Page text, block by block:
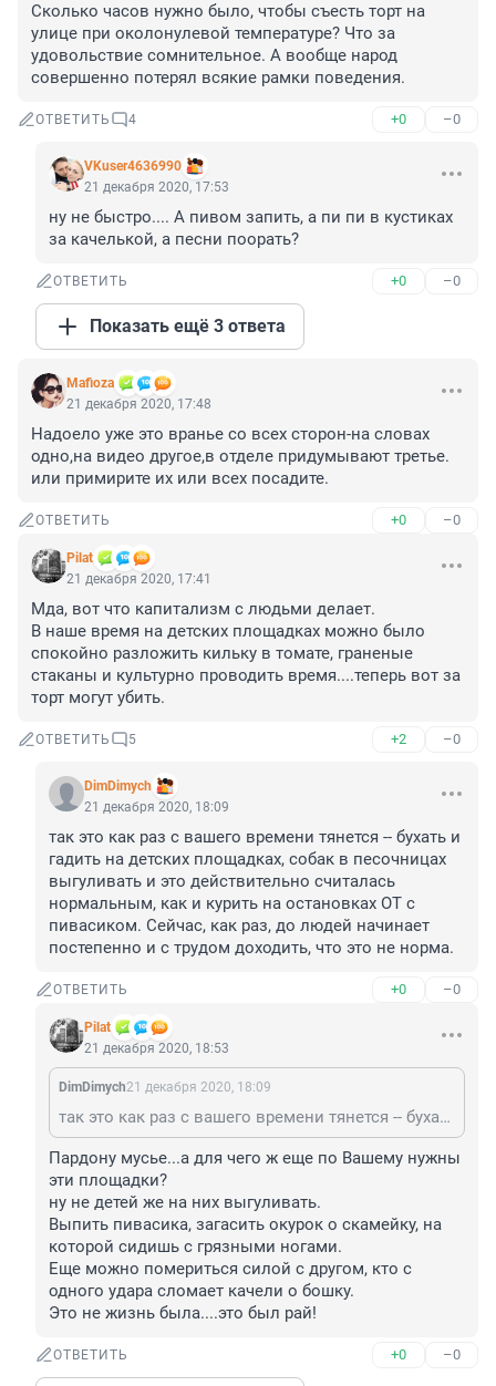
Сколько часов нужно было, чтобы съесть торт на
улице при околонулевой температуре? Что за
удовольствие сомнительное. А вообще народ
совершенно потерял всякие рамки поведения.
ОТВЕТИТЬ 4 +0 –0
VKuser4636990
21 декабря 2020, 17:53
ну не быстро.... А пивом запить, а пи пи в кустиках
за качелькой, а песни поорать?
ОТВЕТИТЬ +0 –0
Показать ещё 3 ответа
Mafioza
21 декабря 2020, 17:48
Надоело уже это вранье со всех сторон-на словах
одно,на видео другое,в отделе придумывают третье.
или примирите их или всех посадите.
ОТВЕТИТЬ +0 –0
Pilat
21 декабря 2020, 17:41
Мда, вот что капитализм с людьми делает.
В наше время на детских площадках можно было
спокойно разложить кильку в томате, граненые
стаканы и культурно проводить время....теперь вот за
торт могут убить.
ОТВЕТИТЬ 5 +2 –0
DimDimych
21 декабря 2020, 18:09
так это как раз с вашего времени тянется -- бухать и
гадить на детских площадках, собак в песочницах
выгуливать и это действительно считалась
нормальным, как и курить на остановках ОТ с
пивасиком. Сейчас, как раз, до людей начинает
постепенно и с трудом доходить, что это не норма.
ОТВЕТИТЬ +0 –0
Pilat
21 декабря 2020, 18:53
DimDimych21 декабря 2020, 18:09
так это как раз с вашего времени тянется -- бухать и гадить на детских площадках, собак в песочницах выгуливать и это действительно считалась нормальным, как и курить на остановках ОТ с пивасиком. Сейчас, как раз, до людей начинает постепенно и с трудом доходить, что это не норма.
Пардону мусье...а для чего ж еще по Вашему нужны
эти площадки?
ну не детей же на них выгуливать.
Выпить пивасика, загасить окурок о скамейку, на
которой сидишь с грязными ногами.
Еще можно помериться силой с другом, кто с
одного удара сломает качели о бошку.
Это не жизнь была....это был рай!
ОТВЕТИТЬ +0 –0